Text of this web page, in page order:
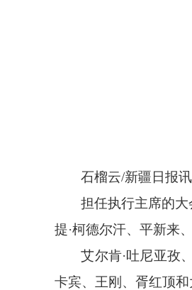
石榴云/新疆日报
担任执行主席的
提·柯德尔汗、平新来
艾尔肯·吐尼亚孜
卡宾、王刚、胥红顶和